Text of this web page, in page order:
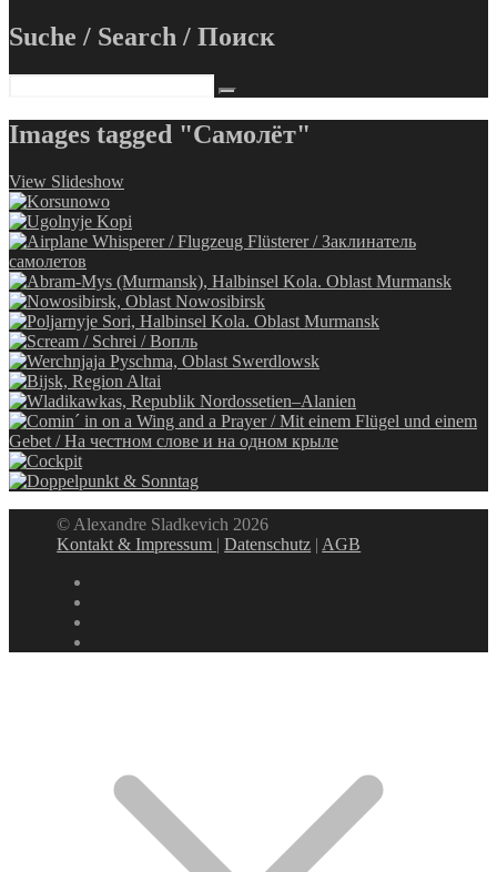
Suche / Search / Поиск
Images tagged "Самолёт"
View Slideshow
© Alexandre Sladkevich 2026
Kontakt & Impressum |Datenschutz | AGB